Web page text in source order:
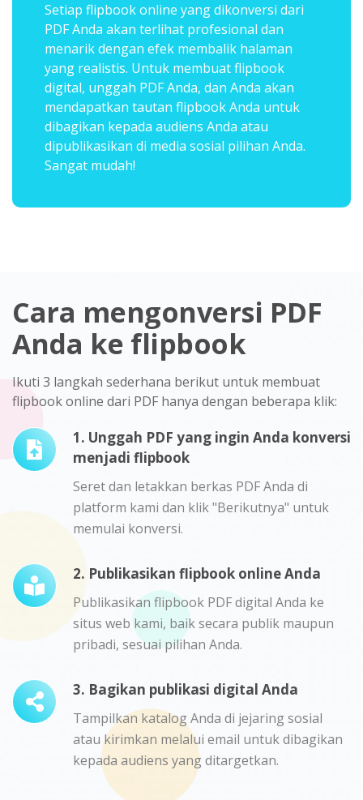
Setiap flipbook online yang dikonversi dari
PDF Anda akan terlihat profesional dan
menarik dengan efek membalik halaman
yang realistis. Untuk membuat flipbook
digital, unggah PDF Anda, dan Anda akan
mendapatkan tautan flipbook Anda untuk
dibagikan kepada audiens Anda atau
dipublikasikan di media sosial pilihan Anda.
Sangat mudah!
Cara mengonversi PDF
Anda ke flipbook
Ikuti 3 langkah sederhana berikut untuk membuat
flipbook online dari PDF hanya dengan beberapa klik:
1. Unggah PDF yang ingin Anda konversi
menjadi flipbook
Seret dan letakkan berkas PDF Anda di
platform kami dan klik "Berikutnya" untuk
memulai konversi.
2. Publikasikan flipbook online Anda
Publikasikan flipbook PDF digital Anda ke
situs web kami, baik secara publik maupun
pribadi, sesuai pilihan Anda.
3. Bagikan publikasi digital Anda
Tampilkan katalog Anda di jejaring sosial
atau kirimkan melalui email untuk dibagikan
kepada audiens yang ditargetkan.